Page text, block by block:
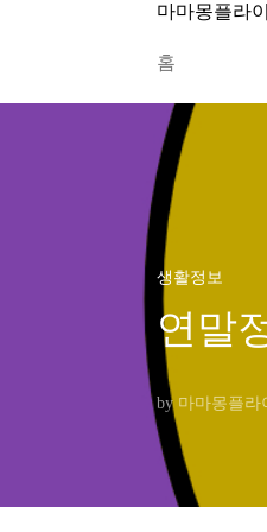
마마몽플라이
홈
생활정보
연말
by 마마몽플라